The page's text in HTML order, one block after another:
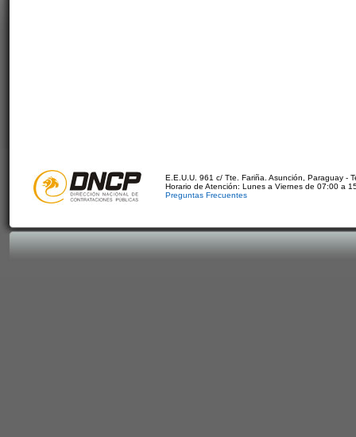
E.E.U.U. 961 c/ Tte. Fariña. Asunción, Paraguay -
Horario de Atención: Lunes a Viernes de 07:00 a
Preguntas Frecuentes